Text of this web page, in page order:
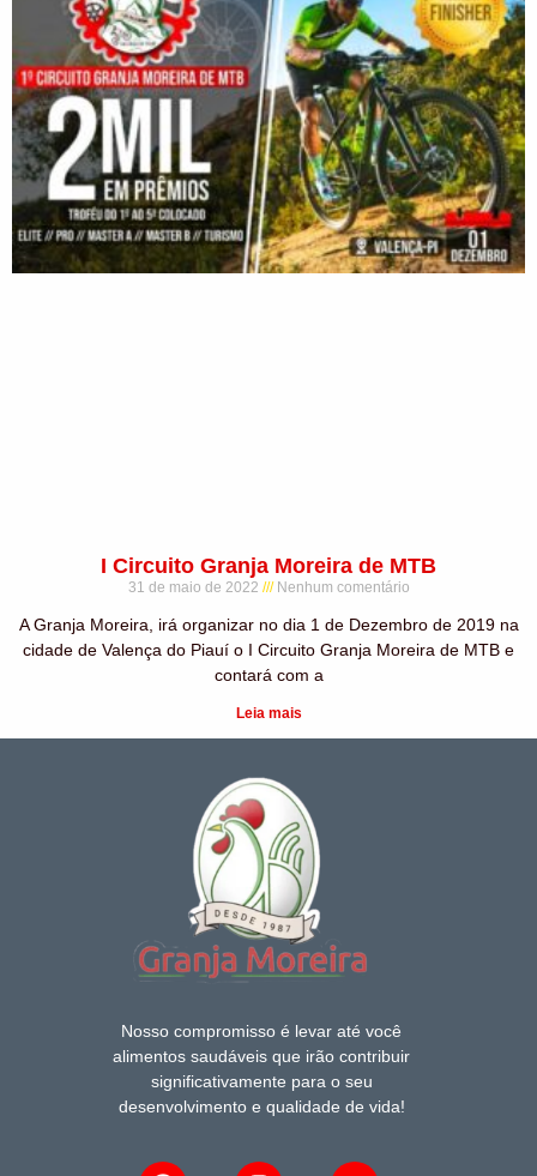
I Circuito Granja Moreira de MTB
31 de maio de 2022 Nenhum comentário
A Granja Moreira, irá organizar no dia 1 de Dezembro de 2019 na
cidade de Valença do Piauí o I Circuito Granja Moreira de MTB e
contará com a
Leia mais
Nosso compromisso é levar até você
alimentos saudáveis que irão contribuir
significativamente para o seu
desenvolvimento e qualidade de vida!